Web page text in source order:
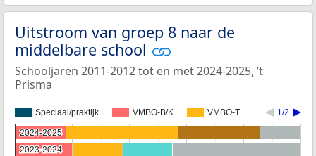
Uitstroom van groep 8 naar de
middelbare school
Schooljaren 2011-2012 tot en met 2024-2025, ’t
Prisma
Speciaal/praktijk VMBO-B/K VMBO-T 1/2
2024-2025
2024-2025
2023-2024
2023-2024